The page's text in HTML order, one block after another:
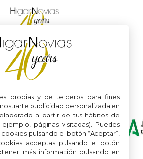
propias y de terceros para fines
publicidad personalizada en
a partir de tus hábitos de
páginas visitadas). Puedes
pulsando el botón “Aceptar”,
acceptas pulsando el botón
más información pulsando en